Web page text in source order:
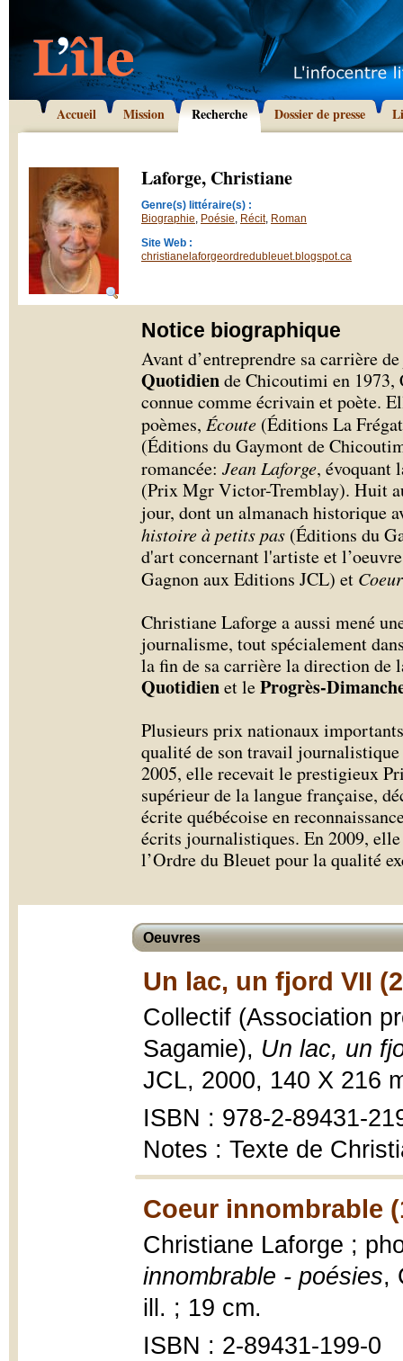
Accueil Mission Recherche Dossier de presse
Laforge, Christiane
Genre(s) littéraire(s) :
Biographie, Poésie, Récit, Roman
Site Web :
christianelaforgeordredubleuet.blogspot.ca
Notice biographique
Avant d’entreprendre sa carrière
Quotidiende Chicoutimi en 1973,
connue comme écrivain et poète.
poèmes, Écoute (Éditions La
(Éditions du Gaymont de
romancée: Jean Laforge, évoquant
(Prix Mgr Victor-Tremblay). Huit
jour, dont un almanach historique
histoire à petits pas (Éditions du
d'art concernant l'artiste et
Gagnon aux Editions JCL) et
Christiane Laforge a aussi mené
journalisme, tout spécialement
la fin de sa carrière la direction de
Quotidienet leProgrès-
Plusieurs prix nationaux
qualité de son travail
2005, elle recevait le prestigieux
supérieur de la langue française,
écrite québécoise en
écrits journalistiques. En 2009,
l’Ordre du Bleuet pour la qualité
Oeuvres
Un lac, un fjord VII
Collectif (Association
Sagamie), Un lac, un
JCL, 2000, 140 X 216
ISBN : 978-2-89431-
Notes : Texte de
Coeur innombrable
Christiane Laforge ;
innombrable - poésies,
ill. ; 19 cm.
ISBN : 2-89431-199-0